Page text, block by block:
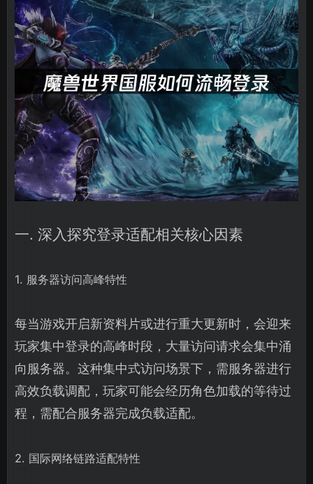
一. 深入探究登录适配相关核心因素
1. 服务器访问高峰特性
每当游戏开启新资料片或进行重大更新时，会迎来
玩家集中登录的高峰时段，大量访问请求会集中涌
向服务器。这种集中式访问场景下，需服务器进行
高效负载调配，玩家可能会经历角色加载的等待过
程，需配合服务器完成负载适配。
2. 国际网络链路适配特性